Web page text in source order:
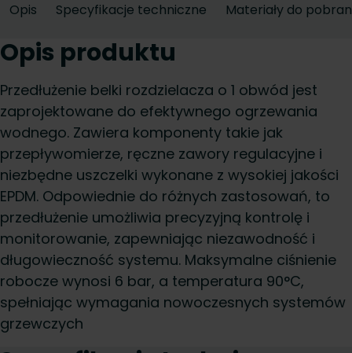
Opis Specyfikacje techniczne Materiały do
Opis produktu
Przedłużenie belki rozdzielacza o 1 obwód jest
zaprojektowane do efektywnego ogrzewania
wodnego. Zawiera komponenty takie jak
przepływomierze, ręczne zawory regulacyjne i
niezbędne uszczelki wykonane z wysokiej jakości
EPDM. Odpowiednie do różnych zastosowań, to
przedłużenie umożliwia precyzyjną kontrolę i
monitorowanie, zapewniając niezawodność i
długowieczność systemu. Maksymalne ciśnienie
robocze wynosi 6 bar, a temperatura 90°C,
spełniając wymagania nowoczesnych systemów
grzewczych